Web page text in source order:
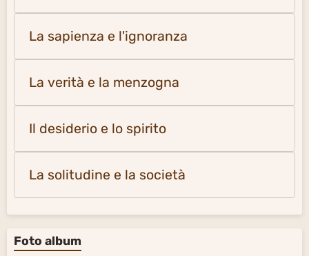
La sapienza e l'ignoranza
La verità e la menzogna
Il desiderio e lo spirito
La solitudine e la società
Foto album